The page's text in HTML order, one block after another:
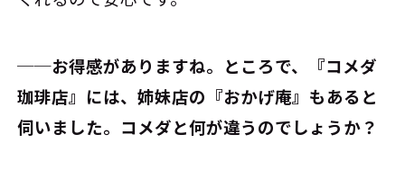
──お得感がありますね。ところで、『コメダ
珈琲店』には、姉妹店の『おかげ庵』もあると
伺いました。コメダと何が違うのでしょうか？